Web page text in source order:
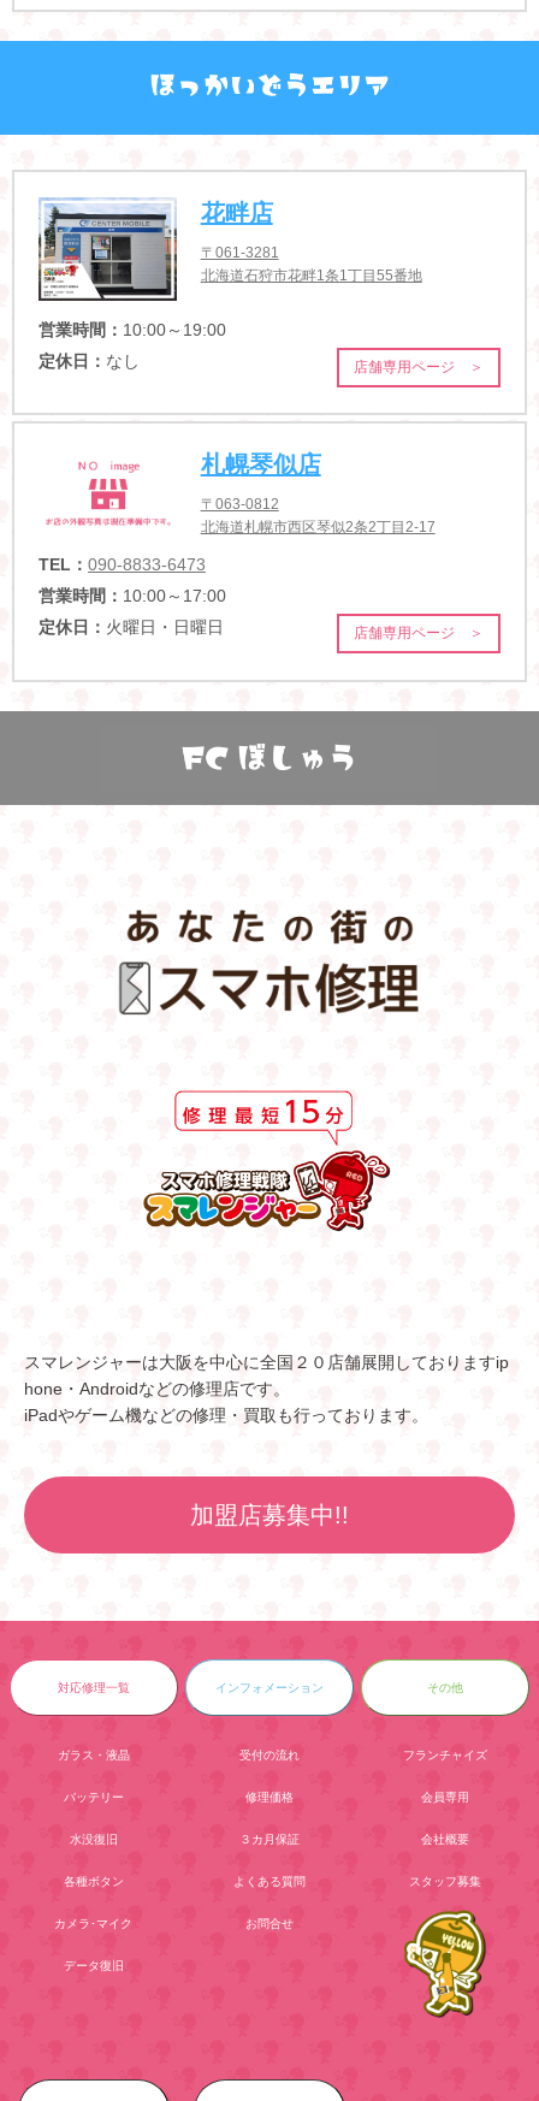
花畔店
〒061-3281
北海道石狩市花畔1条1丁目55番地
営業時間： 10:00～19:00
定休日： なし 店舗専用ページ ＞
札幌琴似店
〒063-0812
北海道札幌市西区琴似2条2丁目2-17
TEL： 090-8833-6473
営業時間： 10:00～17:00
定休日： 火曜日・日曜日 店舗専用ページ ＞
スマレンジャーは大阪を中心に全国２０店舗展開しておりますip
hone・Androidなどの修理店です。
iPadやゲーム機などの修理・買取も行っております。
加盟店募集中!!
対応修理一覧
ガラス・液晶
バッテリー
水没復旧
各種ボタン
カメラ･マイク
データ復旧
インフォメーション
受付の流れ
修理価格
３カ月保証
よくある質問
お問合せ
その他
フランチャイズ
会員専用
会社概要
スタッフ募集